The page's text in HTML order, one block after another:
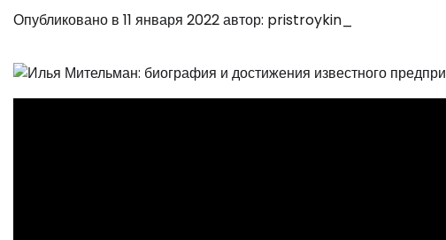
Опубликовано в 11 января 2022автор: pristroykin_